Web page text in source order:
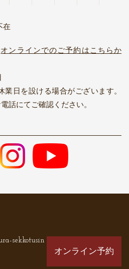
在
オンラインでのご予約はこちらか
業日を設ける場合がございます。
話にてご確認ください。
sekkotusin
オンライン予約